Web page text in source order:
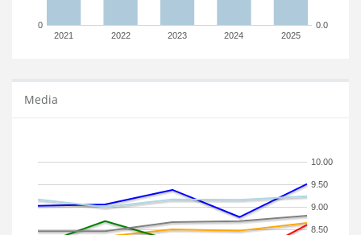
2021 2022 2023 2024 2025
0 0.0
Media
8.50
9.00
9.50
10.00